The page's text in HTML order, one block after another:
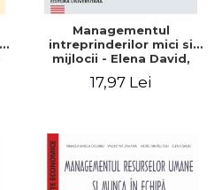
Managementul
intreprinderilor mici si
mijlocii - Elena David,
Roxana Carmen Ionescu,
17,97 Lei